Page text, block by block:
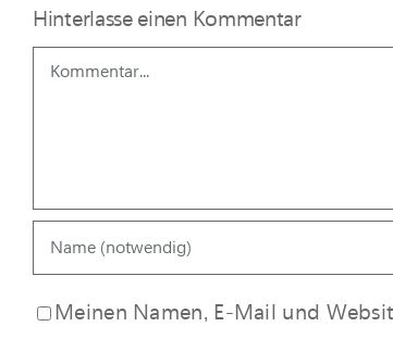
Hinterlasse einen Kommentar
Kommentar
Meinen Namen, E-Mail und